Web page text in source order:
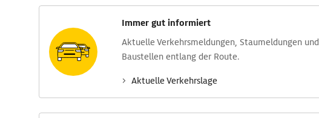
Immer gut informiert
Aktuelle Verkehrs­meldungen, Stau­meldungen und
Baustellen entlang der Route.
Aktuelle Verkehrs­lage